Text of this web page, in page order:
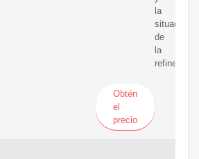
la
situación
de
la
refinería
Obtén
el
precio